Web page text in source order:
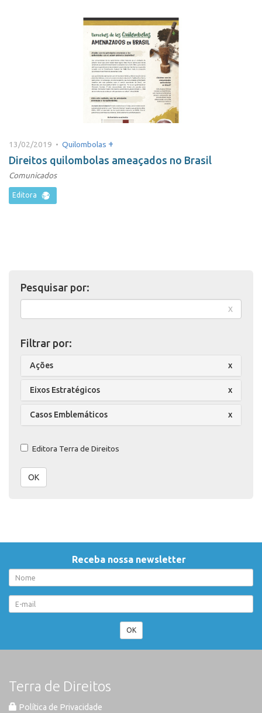
13/02/2019 • Quilombolas +
Direitos quilombolas ameaçados no Brasil
Comunicados
Editora
Pesquisar por:
x
Filtrar por:
Ações x
Eixos Estratégicos x
Casos Emblemáticos x
Editora Terra de Direitos
OK
Receba nossa newsletter
OK
Terra de Direitos
Política de Privacidade